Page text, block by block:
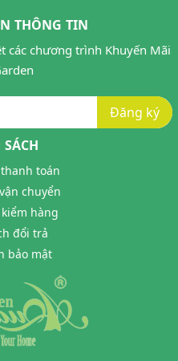
THÔNG TIN
các chương trình Khuyến Mãi
Đăng ký
toán
chuyển
hàng
đổi trả
bảo mật